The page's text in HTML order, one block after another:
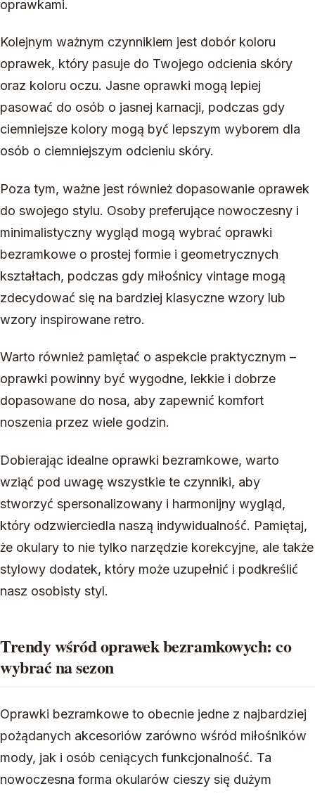
oprawkami.
Kolejnym ważnym czynnikiem jest dobór koloru
oprawek, który pasuje do Twojego odcienia skóry
oraz koloru oczu. Jasne oprawki mogą lepiej
pasować do osób o jasnej karnacji, podczas gdy
ciemniejsze kolory mogą być lepszym wyborem dla
osób o ciemniejszym odcieniu skóry.
Poza tym, ważne jest również dopasowanie oprawek
do swojego stylu. Osoby preferujące nowoczesny i
minimalistyczny wygląd mogą wybrać oprawki
bezramkowe o prostej formie i geometrycznych
kształtach, podczas gdy miłośnicy vintage mogą
zdecydować się na bardziej klasyczne wzory lub
wzory inspirowane retro.
Warto również pamiętać o aspekcie praktycznym –
oprawki powinny być wygodne, lekkie i dobrze
dopasowane do nosa, aby zapewnić komfort
noszenia przez wiele godzin.
Dobierając idealne oprawki bezramkowe, warto
wziąć pod uwagę wszystkie te czynniki, aby
stworzyć spersonalizowany i harmonijny wygląd,
który odzwierciedla naszą indywidualność. Pamiętaj,
że okulary to nie tylko narzędzie korekcyjne, ale także
stylowy dodatek, który może uzupełnić i podkreślić
nasz osobisty styl.
Trendy wśród oprawek bezramkowych: co
wybrać na sezon
Oprawki bezramkowe to obecnie jedne z najbardziej
pożądanych akcesoriów zarówno wśród miłośników
mody, jak i osób ceniących funkcjonalność. Ta
nowoczesna forma okularów cieszy się dużym